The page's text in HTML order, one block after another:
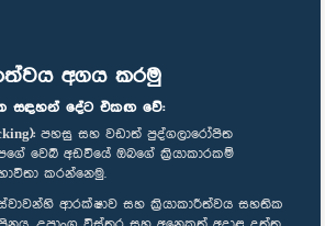
අගය කරමු
සඳහන් දේට එකඟ වේ:
පහසු සහ වඩාත් පුද්ගලාරෝපිත
වෙබ් අඩවියේ ඔබගේ ක්‍රියාකාරකම්
කරන්නෙමු.
ආරක්ෂාව සහ ක්‍රියාකාරීත්වය සහතික